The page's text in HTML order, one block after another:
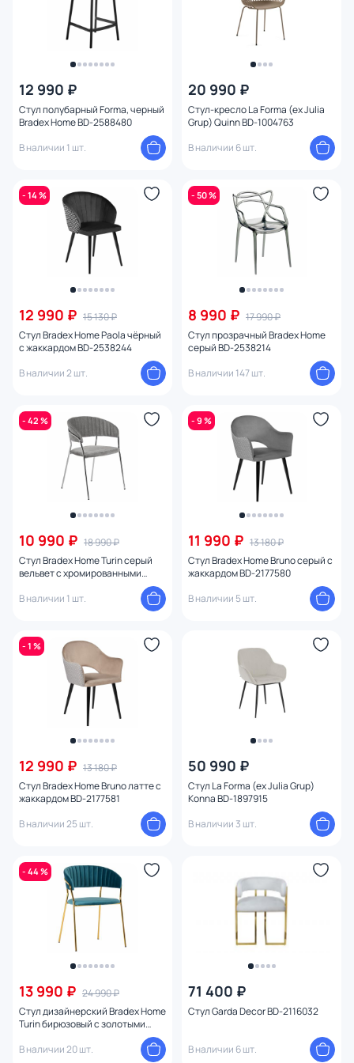
12 990 ₽
Стул полубарный Forma, черный
Bradex Home BD-2588480
В наличии 1 шт.
20 990 ₽
Стул-кресло La Forma (ex Julia
Grup) Quinn BD-1004763
В наличии 6 шт.
- 14 %
12 990 ₽ 15 130 ₽
Стул Bradex Home Paola чёрный
с жаккардом BD-2538244
В наличии 2 шт.
- 50 %
8 990 ₽ 17 990 ₽
Стул прозрачный Bradex Home
серый BD-2538214
В наличии 147 шт.
- 42 %
10 990 ₽ 18 990 ₽
Стул Bradex Home Turin серый
вельвет с хромированными
В наличии 1 шт.
- 9 %
11 990 ₽ 13 180 ₽
Стул Bradex Home Bruno серый с
жаккардом BD-2177580
В наличии 5 шт.
- 1 %
12 990 ₽ 13 180 ₽
Стул Bradex Home Bruno латте с
жаккардом BD-2177581
В наличии 25 шт.
50 990 ₽
Стул La Forma (ex Julia Grup)
Konna BD-1897915
В наличии 3 шт.
- 44 %
13 990 ₽ 24 990 ₽
Стул дизайнерский Bradex Home
Turin бирюзовый с золотыми
В наличии 20 шт.
71 400 ₽
Стул Garda Decor BD-2116032
В наличии 6 шт.
Высота сиденья (см)